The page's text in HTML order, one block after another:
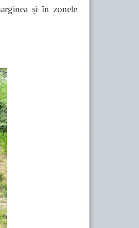
și în zonele